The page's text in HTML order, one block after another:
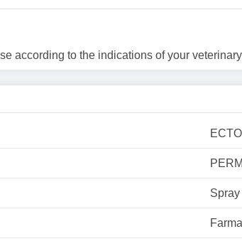
according to the indications of your
Spray